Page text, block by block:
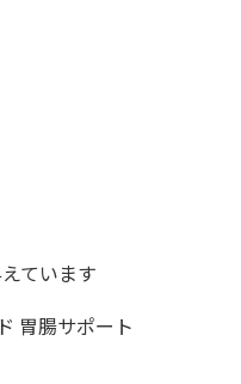
ています
胃腸サポート